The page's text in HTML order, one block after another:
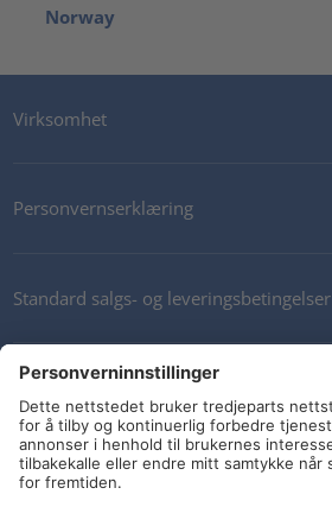
Norway
Virksomhet
Personvernserklæring
Standard salgs- og leveringsbetingelser
Nyhetsbrev